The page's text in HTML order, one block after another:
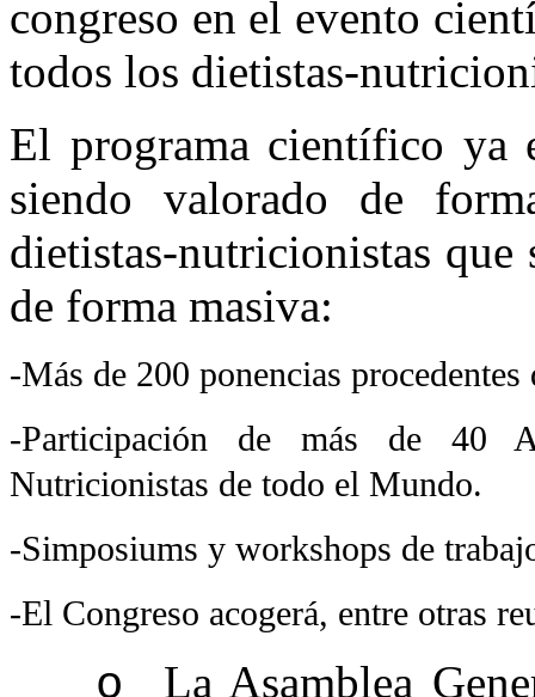
congreso en el evento
todos los dietistas-
El programa científico ya
siendo valorado de
dietistas-nutricionistas que
de forma masiva:
-Más de 200 ponencias procedentes
-Participación de más de 40
Nutricionistas de todo el Mundo.
-Simposiums y workshops de
-El Congreso acogerá, entre otras
o
La Asamblea